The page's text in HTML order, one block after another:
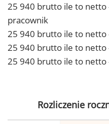
25 940 brutto ile to netto
pracownik
25 940 brutto ile to netto
25 940 brutto ile to
25 940 brutto ile to netto
Rozliczenie